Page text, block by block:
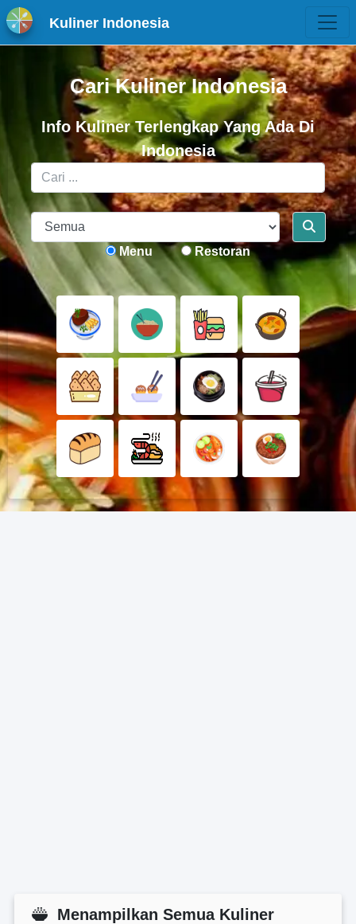
Kuliner Indonesia
Cari Kuliner Indonesia
Info Kuliner Terlengkap Yang Ada Di
Indonesia
Menu Restoran
Menampilkan Semua Kuliner